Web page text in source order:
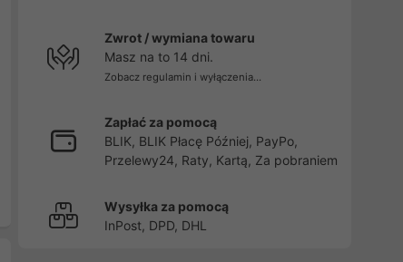
Zwrot / wymiana towaru
Masz na to 14 dni.
Zobacz regulamin i wyłączenia...
Zapłać za pomocą
BLIK, BLIK Płacę Później, PayPo,
Przelewy24, Raty, Kartą, Za pobraniem
Wysyłka za pomocą
InPost, DPD, DHL